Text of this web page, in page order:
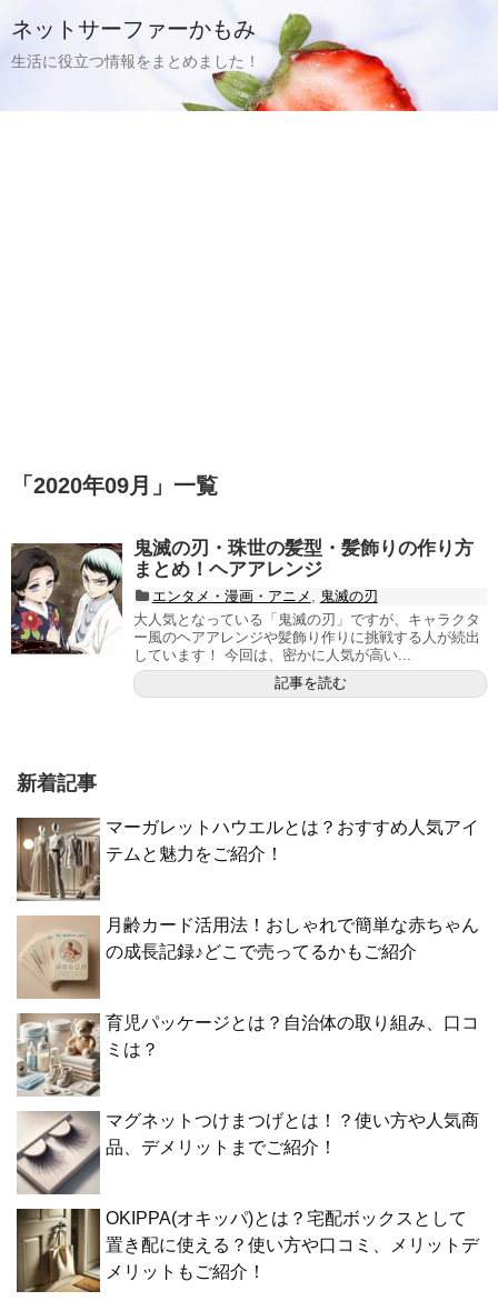
ネットサーファーかもみ
生活に役立つ情報をまとめました！
「 2020年09月 」 一覧
鬼滅の刃・珠世の髪型・髪飾りの作り方
まとめ！ヘアアレンジ
エンタメ・漫画・アニメ
鬼滅の刃
大人気となっている「鬼滅の刃」ですが、キャラクタ
ー風のヘアアレンジや髪飾り作りに挑戦する人が続出
しています！ 今回は、密かに人気が高い...
記事を読む
新着記事
マーガレットハウエルとは？おすすめ人気アイ
テムと魅力をご紹介！
月齢カード活用法！おしゃれで簡単な赤ちゃん
の成長記録♪どこで売ってるかもご紹介
育児パッケージとは？自治体の取り組み、口コ
ミは？
マグネットつけまつげとは！？使い方や人気商
品、デメリットまでご紹介！
OKIPPA(オキッパ)とは？宅配ボックスとして
置き配に使える？使い方や口コミ、メリットデ
メリットもご紹介！